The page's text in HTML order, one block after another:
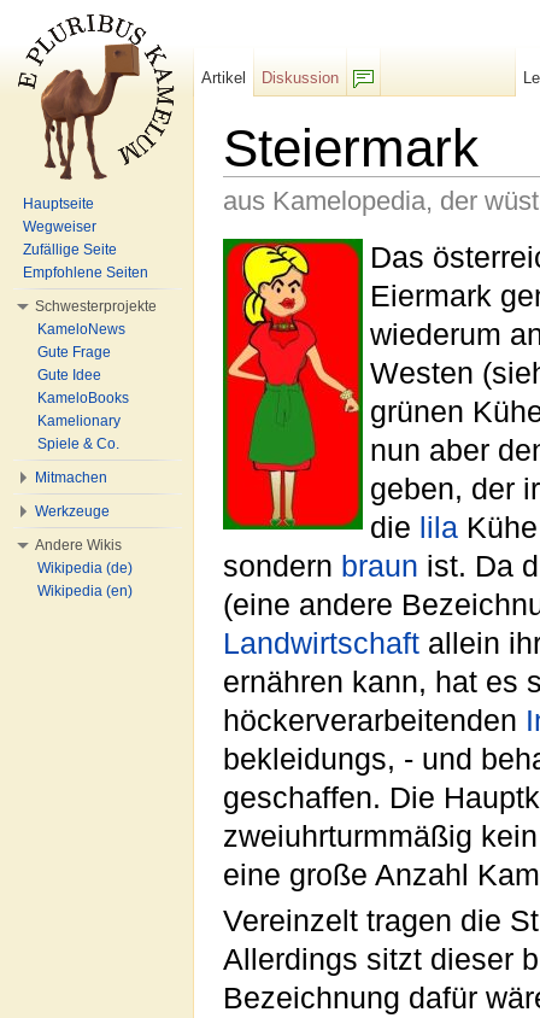
Steiermark
aus Kamelopedia, der
Das
Eiermark
wiederum
Westen
grünen
nun aber
geben, der
die lila
sondern braun ist. Da
(eine andere
Landwirtschaft allein
ernähren kann, hat es
höckerverarbeitenden
bekleidungs, - und
geschaffen. Die
zweiuhrturmmäßig
eine große Anzahl
Vereinzelt tragen die
Allerdings sitzt dieser
Bezeichnung dafür
Artikel
Diskussion
Hauptseite
Wegweiser
Zufällige Seite
Empfohlene Seiten
Schwesterprojekte
KameloNews
Gute Frage
Gute Idee
KameloBooks
Kamelionary
Spiele & Co.
Mitmachen
Werkzeuge
Andere Wikis
Wikipedia (de)
Wikipedia (en)